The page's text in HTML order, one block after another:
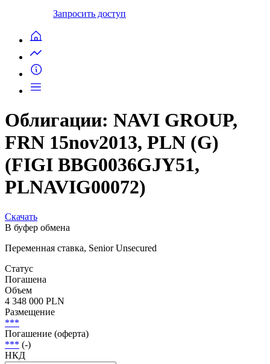
Запросить доступ
Облигации: NAVI GROUP,
FRN 15nov2013, PLN (G)
(FIGI BBG0036GJY51,
PLNAVIG00072)
Скачать
В буфер обмена
Переменная ставка, Senior Unsecured
Статус
Погашена
Объем
4 348 000 PLN
Размещение
***
Погашение (оферта)
*** (-)
НКД